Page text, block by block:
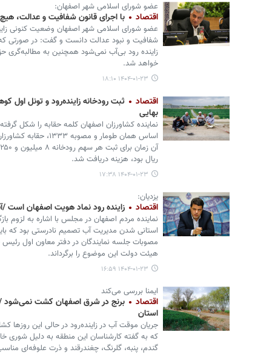
عضو شورای اسلامی شهر اصفهان:
اقتصاد با اجرای قانون شفافیت و عدالت،
عضو شورای اسلامی شهر اصفهان وضعیت کنونی
شفافیت و نبود عدالت دانست و گفت: در صورتی
زاینده رود بی‌آب نمی‌شود همچنین به
خواهد شد.
۱۴۰۴-۰۱-۲۳ ۱۸:۱۰
اقتصاد
ثبت رودخانه زاینده‌رود و تونل اول
بهایی
نماینده کشاورزان اصفهان کلمه حقابه را شکل
اساس همان طومار و
ریال بود، هزینه دریافت شد.
۱۴۰۴-۰۱-۲۳ ۱۷:۳۸
یزدیان:
اقتصاد زاینده رود نماد هویت اصفهان است
نماینده مردم اصفهان در مجلس با اشاره به
استانی‌ شدن مدیریت آب تصمیم نادرستی بود که
مصوبات جلسه نمایندگان در دفتر معاون اول رئیس
هیئت دولت این موضوع را برگرداند.
۱۴۰۴-۰۱-۲۳ ۱۶:۵۹
ایمنا بررسی می‌کند
اقتصاد
برنج در شرق اصفهان کشت نمی‌شود /
استان
جریان موقت آب در زاینده‌رود در حالی این روزها
که به گفته کارشناسان این منطقه به دلیل شوری
گندم، پنبه، گلرنگ، چغندرقند و ذرت علوفه‌ای